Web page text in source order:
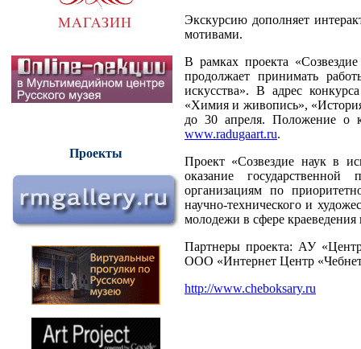
Проекты
Экскурсию дополняет
мотивами.
В рамках проекта
продолжает принимать
искусства». В адрес
«Химия и живопись»,
до 30 апреля. Положение о
www.radugaart.ru.
Проект «Созвездие наук в
оказание
организациям по
научно-технического и
молодежи в сфере краеведения
Партнеры проекта: АУ
ООО «Интернет Центр
http://www.cheboksary.ru